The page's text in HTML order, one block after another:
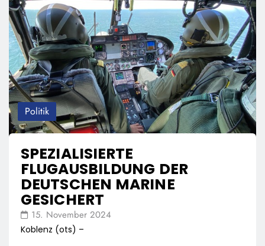
Politik
SPEZIALISIERTE
FLUGAUSBILDUNG DER
DEUTSCHEN MARINE
GESICHERT
15. November 2024
Koblenz (ots) –